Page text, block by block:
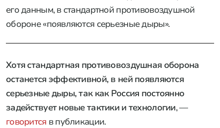
его данным, в стандартной противовоздушной
обороне «появляются серьезные дыры».
Хотя стандартная противовоздушная оборона
останется эффективной, в ней появляются
серьезные дыры, так как Россия постоянно
задействует новые тактики и технологии, —
говорится в публикации.